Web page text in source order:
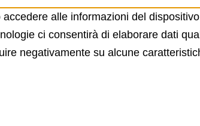
alle informazioni del
ci consentirà di elaborare dati
negativamente su alcune